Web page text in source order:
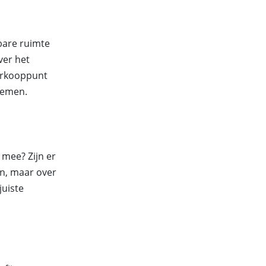
ruimte
het
Zijn er
maar over